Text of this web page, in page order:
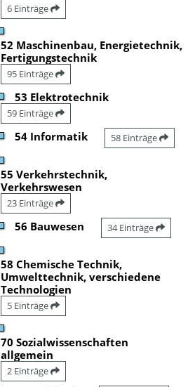
6 Einträge
52 Maschinenbau, Energietechnik,
Fertigungstechnik
95 Einträge
53 Elektrotechnik
59 Einträge
54 Informatik 58 Einträge
55 Verkehrstechnik,
Verkehrswesen
23 Einträge
56 Bauwesen 34 Einträge
58 Chemische Technik,
Umwelttechnik, verschiedene
Technologien
5 Einträge
70 Sozialwissenschaften
allgemein
2 Einträge